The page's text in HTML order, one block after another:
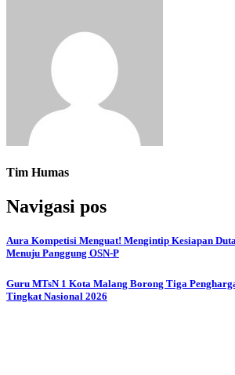
Tim Humas
Navigasi pos
Aura Kompetisi Menguat! Mengintip Kesiapan
Menuju Panggung OSN-P
Guru MTsN 1 Kota Malang Borong Tiga
Tingkat Nasional 2026